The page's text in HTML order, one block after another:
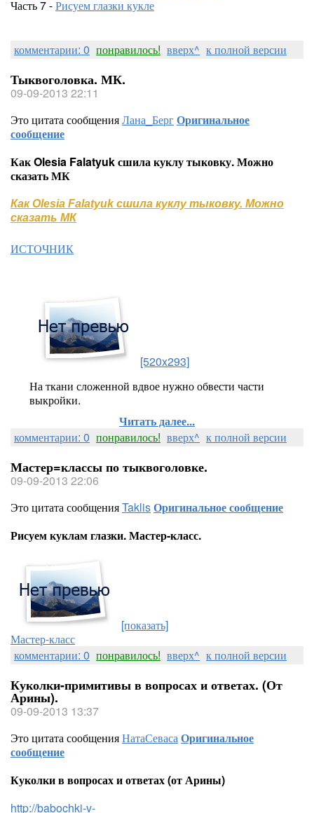
Часть 7 -Рисуем глазки кукле
комментарии: 0 понравилось! вверх^ к полной версии
Тыквоголовка. МК.
09-09-2013 22:11
Это цитата сообщенияЛана_БергОригинальное
сообщение
Как Olesia Falatyuk сшила куклу тыковку. Можно
сказать МК
Как Olesia Falatyuk сшила куклу тыковку. Можно
сказать МК
ИСТОЧНИК
[520x293]
На ткани сложенной вдвое нужно обвести части
выкройки.
Читать далее...
комментарии: 0 понравилось! вверх^ к полной версии
Мастер=классы по тыквоголовке.
09-09-2013 22:06
Это цитата сообщенияTaklisОригинальное сообщение
Рисуем куклам глазки. Мастер-класс.
[показать]
Мастер-класс
комментарии: 0 понравилось! вверх^ к полной версии
Куколки-примитивы в вопросах и ответах. (От
Арины).
09-09-2013 13:37
Это цитата сообщенияНатаСевасаОригинальное
сообщение
Куколки в вопросах и ответах (от Арины)
http://babochki-v-